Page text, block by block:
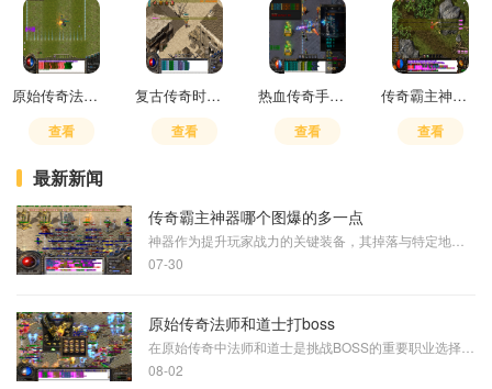
原始传奇法师学什么神技厉害
查看
复古传奇时装界面在哪
查看
热血传奇手游五个职业怎么选择的
查看
传奇霸主神龙至尊出什么武器
查看
最新新闻
传奇霸主神器哪个图爆的多一点
07-30
原始传奇法师和道士打boss
08-02